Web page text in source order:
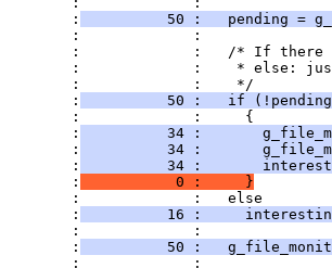
:
50 :   pending =
:             :
:             :   /* If
:             :    * else:
:             :    */
:
50 :   if
:             :     {
:
34 :
:
34 :
:
34 :
:
           0 :     }
:             :   else
:
16 :
:             :
:
50 :
:             :